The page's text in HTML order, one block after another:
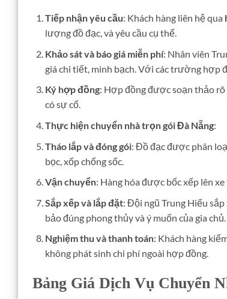
Tiếp nhận yêu cầu: Khách hàng liên hệ qua
lượng đồ đạc, và yêu cầu cụ thể.
Khảo sát và báo giá miễn phí: Nhân viên
giá chi tiết, minh bạch. Với các trường hợp
Ký hợp đồng: Hợp đồng được soạn thảo rõ
có sự cố.
Thực hiện chuyển nhà trọn gói Đà Nẵng:
Tháo lắp và đóng gói: Đồ đạc được phân
bọc, xốp chống sốc.
Vận chuyển: Hàng hóa được bốc xếp lên
Sắp xếp và lắp đặt: Đội ngũ Trung Hiếu
bảo đúng phong thủy và ý muốn của gia chủ.
Nghiệm thu và thanh toán: Khách hàng
không phát sinh chi phí ngoài hợp đồng.
Bảng Giá Dịch Vụ Chuyển